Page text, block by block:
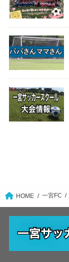
HOME 一宮FC